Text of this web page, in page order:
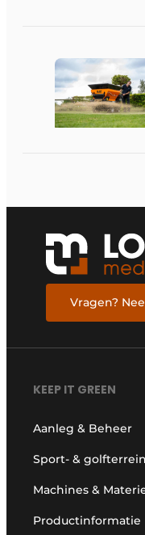
Vragen?
KEEP IT GREEN
Aanleg & Beheer
Sport- &
Machines &
Productinformatie